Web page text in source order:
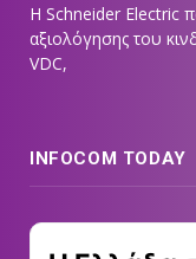
Η Schneider Electric
αξιολόγησης του
VDC,
INFOCOM TODAY